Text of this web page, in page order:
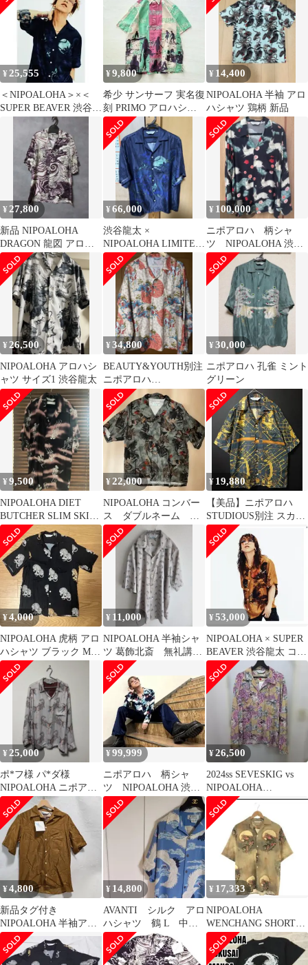
¥ 25,555
＜NIPOALOHA＞×＜
SUPER BEAVER 渋谷龍
太＞コラボシャツ
¥9,800
希少 サンサーフ 実名復
刻 PRIMO アロハシャ
ツ 半袖 総柄 Mサイズ
¥ 14,400
NIPOALOHA 半袖 アロ
ハシャツ 鶏柄 新品
¥ 27,800
新品 NIPOALOHA
DRAGON 龍図 アロハ
シャツ シャツ ドラドン
M
¥66,000
渋谷龍太 ×
NIPOALOHA LIMITED
MODEL
¥ 100,000
ニポアロハ 柄シャ
ツ NIPOALOHA 渋谷
龍太
¥26,500
NIPOALOHA アロハシ
ャツ サイズ1 渋谷龍太
¥34,800
BEAUTY&YOUTH別注
ニポアロハ
QILIN&CHRYSANTHE
MUM 2
¥30,000
ニポアロハ 孔雀 ミント
グリーン
¥9,500
NIPOALOHA DIET
BUTCHER SLIM SKIN
アロハ
¥22,000
NIPOALOHA コンバー
ス ダブルネーム 若
冲軍鶏柄 半袖 アロハシ
ャツ
¥ 19,880
【美品】ニポアロハ
STUDIOUS別注 スカー
フ柄 アロハシャツ サイ
ズM相当
¥4,000
NIPOALOHA 虎柄 アロ
ハシャツ ブラック Mサ
イズ
¥ 11,000
NIPOALOHA 半袖シャ
ツ 葛飾北斎 無礼講
XL 定価28000円
¥53,000
NIPOALOHA × SUPER
BEAVER 渋谷龍太 コラ
ボ
¥ 25,000
ポ*フ様 パ*ダ様
NIPOALOHA ニポアロ
ハ 鳥柄 長袖シャツ サ
イズ3
¥99,999
ニポアロハ 柄シャ
ツ NIPOALOHA 渋谷
龍太
¥26,500
2024ss SEVESKIG vs
NIPOALOHA
HYAKUTORA
¥4,800
新品タグ付き
NIPOALOHA 半袖アロ
ハシャツ M ブラウン
コットン
¥ 14,800
AVANTI シルク アロ
ハシャツ 鶴 L 中国
製
¥ 17,333
NIPOALOHA
WENCHANG SHORT
SLEEVE ALOHA